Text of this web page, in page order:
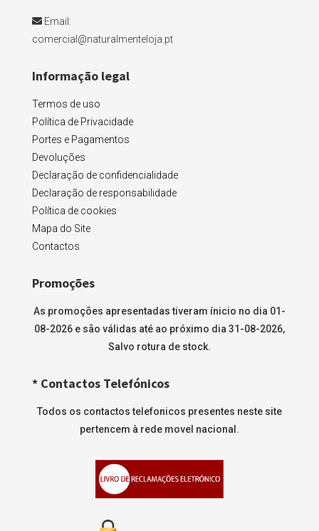
Email:
comercial@naturalmenteloja.pt
Informação legal
Termos de uso
Política de Privacidade
Portes e Pagamentos
Devoluções
Declaração de confidencialidade
Declaração de responsabilidade
Política de cookies
Mapa do Site
Contactos
Promoções
As promoções apresentadas tiveram ínicio no dia 01-
08-2026 e são válidas até ao próximo dia 31-08-2026,
Salvo rotura de stock.
* Contactos Telefónicos
Todos os contactos telefonicos presentes neste site
pertencem à rede movel nacional.